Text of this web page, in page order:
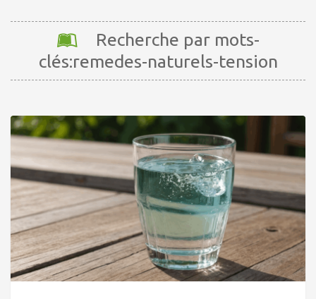
Recherche par mots-
clés:remedes-naturels-tension